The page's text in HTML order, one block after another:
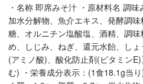
・名称 即席みそ汁 ・原材料名 調
加水分解物、魚介エキス、発酵調
糖、オルニチン塩酸塩、酒精、調
め、しじみ、ねぎ、還元水飴、し
(アミノ酸)、酸化防止剤(ビタミン
む) ・栄養成分表示：(1食18.1g当